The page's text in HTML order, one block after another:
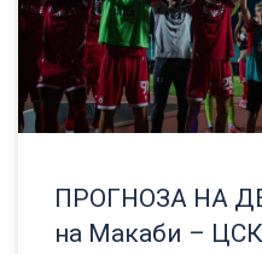
ПРОГНОЗА НА
на Макаби –